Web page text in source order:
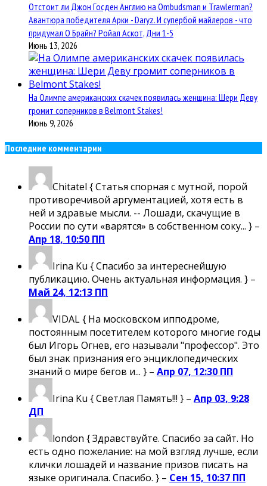
Отстоит ли Джон Госден Англию на Ombudsman и Trawlerman?
Авантюра победителя Арки - Daryz. И супербой майлеров - что
придумал О Брайн? Ройал Аскот, Дни 1-5
Июнь 13, 2026
На Олимпе американских скачек появилась женщина: Шери Деву
громит соперников в Belmont Stakes!
Июнь 9, 2026
Последние комментарии
Chitatel { Статья спорная с мутной, порой
противоречивой аргументацией, хотя есть в
ней и здравые мысли. -- Лошади, скачущие в
России по сути «варятся» в собственном соку... } –
Апр 18, 10:50 ПП
Irina Ku { Спасибо за интереснейшую
публикацию. Очень актуальная информация. } –
Май 24, 12:13 ПП
VIDAL{ На московском ипподроме,
постоянным посетителем которого многие годы
был Игорь Огнев, его называли "профессор". Это
был знак признания его энциклопедических
знаний о мире бегов и... } – Апр 07, 12:30 ПП
Irina Ku { Светлая Память!!! } – Апр 03, 9:28
ДП
london { Здравствуйте. Спасибо за сайт. Но
есть одно пожелание: на мой взгляд лучше, если
клички лошадей и название призов писать на
языке оригинала. Спасибо. } – Сен 15, 10:37 ПП